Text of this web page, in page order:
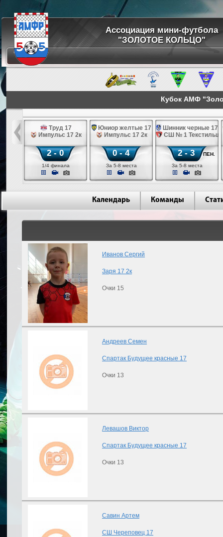
Ассоциация мини-футбола
"ЗОЛОТОЕ КОЛЬЦО"
Кубок АМФ
белые 17Труд 17
Импульс 17 2к
2 - 0
1/4 финала
Юниор желтые 17
Импульс 17 2к
0 - 4
За 5-8 места
Шинник черные 17
СШ № 1
2 - 3 ПЕН.
За 5-8 места
Календарь Команды
Иванов Сергий
Заря 17 2к
Очки 15
Андреев Семен
Спартак Будущее красные 17
Очки 13
Левашов Виктор
Спартак Будущее красные 17
Очки 13
Савин Артем
СШ Череповец 17